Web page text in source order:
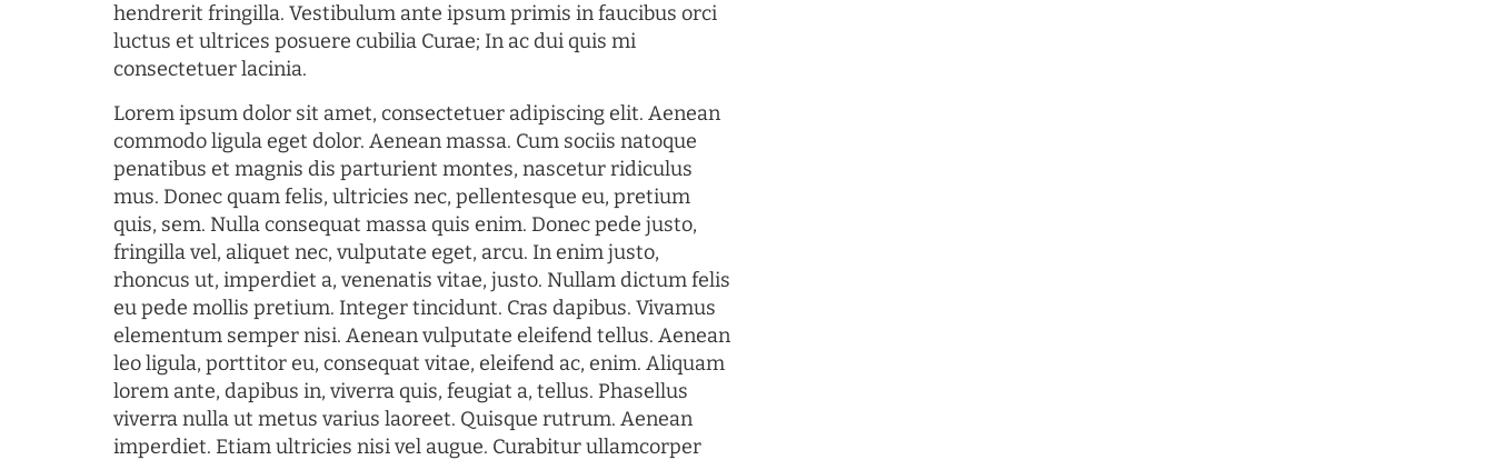
hendrerit fringilla. Vestibulum ante ipsum primis in faucibus orci
luctus et ultrices posuere cubilia Curae; In ac dui quis mi
consectetuer lacinia.
Lorem ipsum dolor sit amet, consectetuer adipiscing elit. Aenean
commodo ligula eget dolor. Aenean massa. Cum sociis natoque
penatibus et magnis dis parturient montes, nascetur ridiculus
mus. Donec quam felis, ultricies nec, pellentesque eu, pretium
quis, sem. Nulla consequat massa quis enim. Donec pede justo,
fringilla vel, aliquet nec, vulputate eget, arcu. In enim justo,
rhoncus ut, imperdiet a, venenatis vitae, justo. Nullam dictum felis
eu pede mollis pretium. Integer tincidunt. Cras dapibus. Vivamus
elementum semper nisi. Aenean vulputate eleifend tellus. Aenean
leo ligula, porttitor eu, consequat vitae, eleifend ac, enim. Aliquam
lorem ante, dapibus in, viverra quis, feugiat a, tellus. Phasellus
viverra nulla ut metus varius laoreet. Quisque rutrum. Aenean
imperdiet. Etiam ultricies nisi vel augue. Curabitur ullamcorper